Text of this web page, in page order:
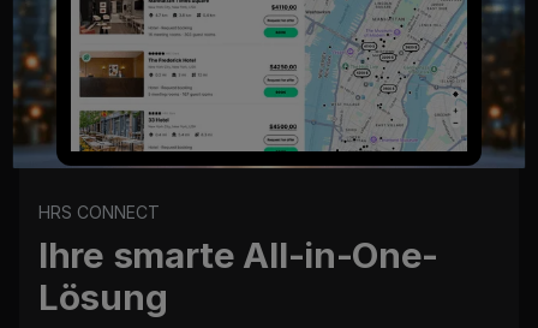
HRS CONNECT
Ihre smarte All-in-One-
Lösung